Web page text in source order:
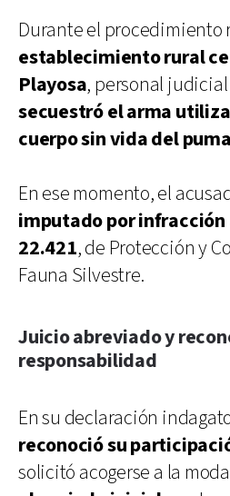
Durante el procedimiento
establecimiento rural
Playosa, personal
secuestró el arma
cuerpo sin vida del
En ese momento, el
imputado por infracción
22.421, de Protección y
Fauna Silvestre.
Juicio abreviado y
responsabilidad
En su declaración
reconoció su
solicitó acogerse a la